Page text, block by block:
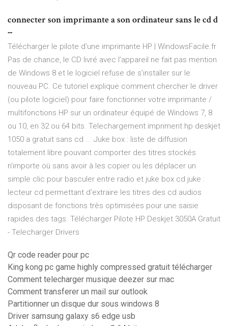
connecter son imprimante a son ordinateur sans le cd d
...
Télécharger le pilote d'une imprimante HP | WindowsFacile.fr
Pas de chance, le CD livré avec l’appareil ne fait pas mention
de Windows 8 et le logiciel refuse de s’installer sur le
nouveau PC. Ce tutoriel explique comment chercher le driver
(ou pilote logiciel) pour faire fonctionner votre imprimante /
multifonctions HP sur un ordinateur équipé de Windows 7, 8
ou 10, en 32 ou 64 bits. Telechargement impriment hp deskjet
1050 a gratuit sans cd ... Juke box : liste de diffusion
totalement libre pouvant comporter des titres stockés
n'importe où sans avoir à les copier ou les déplacer un
simple clic pour basculer entre radio et juke box cd juke :
lecteur cd permettant d'extraire les titres des cd audios
disposant de fonctions très optimisées pour une saisie
rapides des tags. Télécharger Pilote HP Deskjet 3050A Gratuit
- Telecharger Drivers
Qr code reader pour pc
King kong pc game highly compressed gratuit télécharger
Comment telecharger musique deezer sur mac
Comment transferer un mail sur outlook
Partitionner un disque dur sous windows 8
Driver samsung galaxy s6 edge usb